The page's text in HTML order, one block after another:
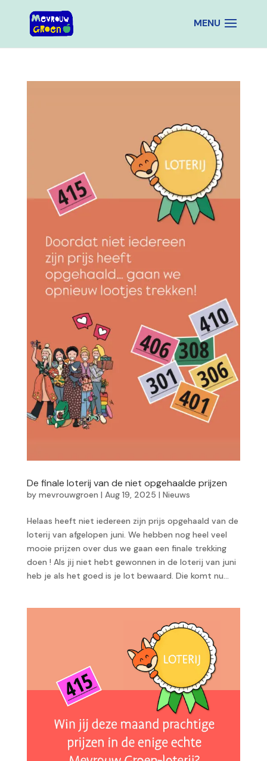
De finale loterij van de niet opgehaalde prijzen
by mevrouwgroen | Aug 19, 2025 | Nieuws
Helaas heeft niet iedereen zijn prijs opgehaald van de
loterij van afgelopen juni. We hebben nog heel veel
mooie prijzen over dus we gaan een finale trekking
doen ! Als jij niet hebt gewonnen in de loterij van juni
heb je als het goed is je lot bewaard. Die komt nu...